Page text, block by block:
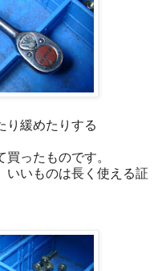
り緩めたりする
ったものです。
いいものは長く使える証